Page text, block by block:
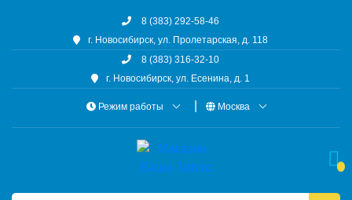
8 (383) 292-58-46
г. Новосибирск, ул. Пролетарская, д. 118
8 (383) 316-32-10
г. Новосибирск, ул. Есенина, д. 1
Режим работы Москва